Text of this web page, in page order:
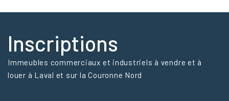
Inscriptions
Immeubles commerciaux et industriels à vendre et à
louer à Laval et sur la Couronne Nord